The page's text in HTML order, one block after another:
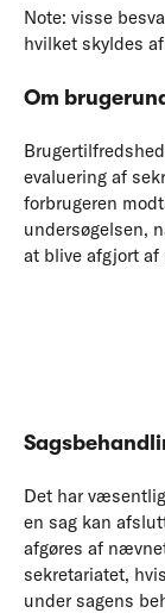
Note: visse
hvilket skyldes
Om
evaluering af
forbrugeren
undersøgelsen,
at blive afgjort
Det har
en sag kan
afgøres af
sekretariatet,
under sagens